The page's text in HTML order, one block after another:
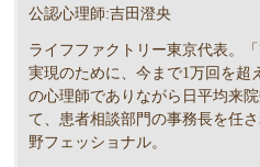
公認心理師:吉田澄央
ライフファクトリー東京代表。
実現のために、今まで1万回を超
の心理師でありながら日平均来
て、患者相談部門の事務長を任
野フェッショナル。